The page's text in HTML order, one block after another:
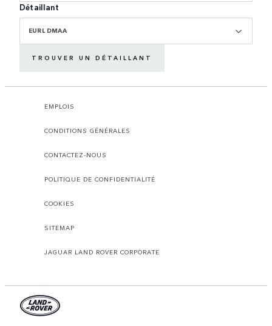
Détaillant
EURL DMAA
TROUVER UN DÉTAILLANT
EMPLOIS
CONDITIONS GÉNÉRALES
CONTACTEZ-NOUS
POLITIQUE DE CONFIDENTIALITÉ
COOKIES
SITEMAP
JAGUAR LAND ROVER CORPORATE